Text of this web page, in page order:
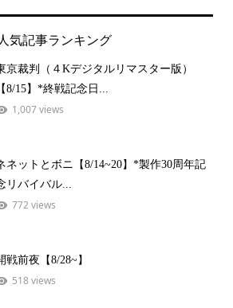
人気記事ランキング
京裁判（４Kデジタルリマスター版）
【8/15】*終戦記念日...
1,007 views
ネットとボニ【8/14~20】*製作30周年記
リバイバル...
772 views
戦前夜【8/28~】
518 views